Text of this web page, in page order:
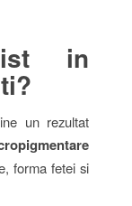
in
un rezultat
forma fetei si